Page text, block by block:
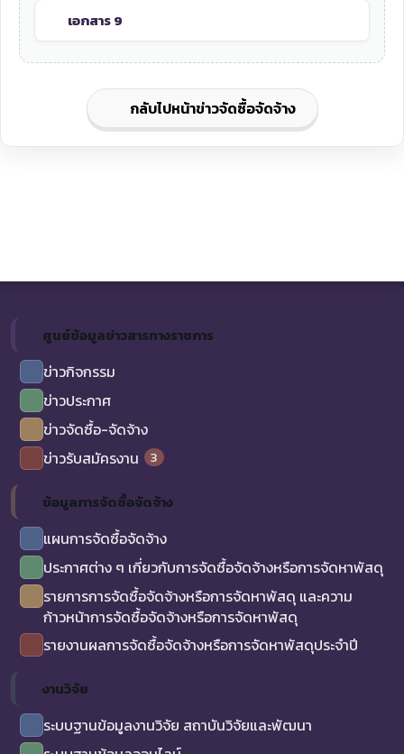
เอกสาร 9
กลับไปหน้าข่าวจัดซื้อจัดจ้าง
ศูนย์ข้อมูลข่าวสารทางราชการ
ข่าวกิจกรรม
ข่าวประกาศ
ข่าวจัดซื้อ-จัดจ้าง
ข่าวรับสมัครงาน
3
ข้อมูลการจัดซื้อจัดจ้าง
แผนการจัดซื้อจัดจ้าง
ประกาศต่าง ๆ เกี่ยวกับการจัดซื้อจัดจ้างหรือการจัดหาพัสดุ
รายการการจัดซื้อจัดจ้างหรือการจัดหาพัสดุ และความ
ก้าวหน้าการจัดซื้อจัดจ้างหรือการจัดหาพัสดุ
รายงานผลการจัดซื้อจัดจ้างหรือการจัดหาพัสดุประจำปี
งานวิจัย
ระบบฐานข้อมูลงานวิจัย สถาบันวิจัยและพัฒนา